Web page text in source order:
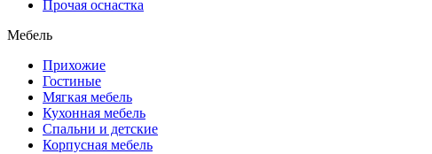
Прочая оснастка
Мебель
Прихожие
Гостиные
Мягкая мебель
Кухонная мебель
Спальни и детские
Корпусная мебель